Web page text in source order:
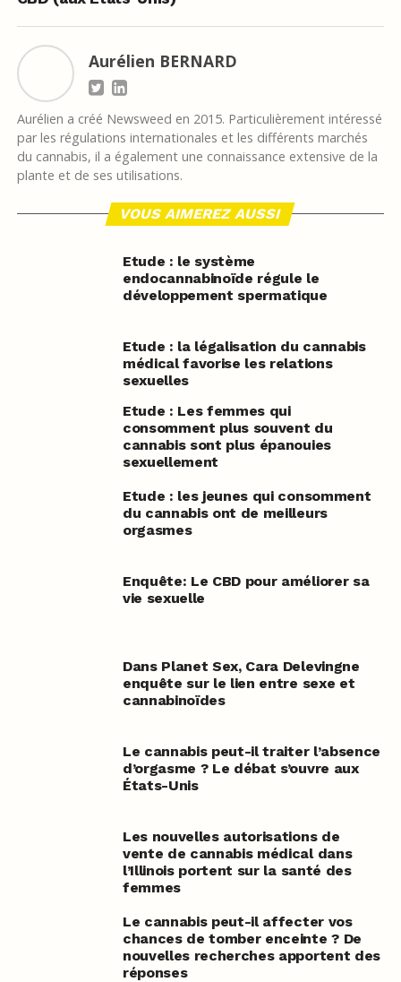
Aurélien BERNARD
Aurélien a créé Newsweed en 2015. Particulièrement intéressé
par les régulations internationales et les différents marchés
du cannabis, il a également une connaissance extensive de la
plante et de ses utilisations.
VOUS AIMEREZ AUSSI
Etude : le système
endocannabinoïde régule le
développement spermatique
Etude : la légalisation du cannabis
médical favorise les relations
sexuelles
Etude : Les femmes qui
consomment plus souvent du
cannabis sont plus épanouies
sexuellement
Etude : les jeunes qui consomment
du cannabis ont de meilleurs
orgasmes
Enquête: Le CBD pour améliorer sa
vie sexuelle
Dans Planet Sex, Cara Delevingne
enquête sur le lien entre sexe et
cannabinoïdes
Le cannabis peut-il traiter l’absence
d’orgasme ? Le débat s’ouvre aux
États-Unis
Les nouvelles autorisations de
vente de cannabis médical dans
l’Illinois portent sur la santé des
femmes
Le cannabis peut-il affecter vos
chances de tomber enceinte ? De
nouvelles recherches apportent des
réponses